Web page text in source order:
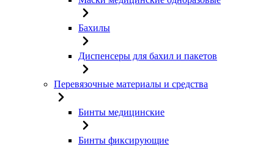
Бахилы
Диспенсеры для бахил и пакетов
Перевязочные материалы и средства
Бинты медицинские
Бинты фиксирующие